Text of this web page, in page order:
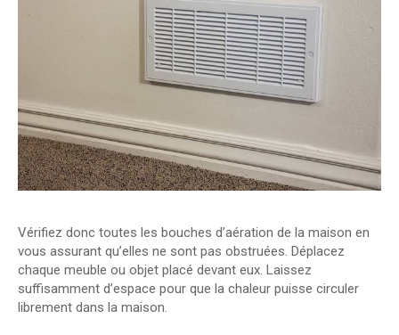
Vérifiez donc toutes les bouches d’aération de la maison en
vous assurant qu’elles ne sont pas obstruées. Déplacez
chaque meuble ou objet placé devant eux. Laissez
suffisamment d’espace pour que la chaleur puisse circuler
librement dans la maison.